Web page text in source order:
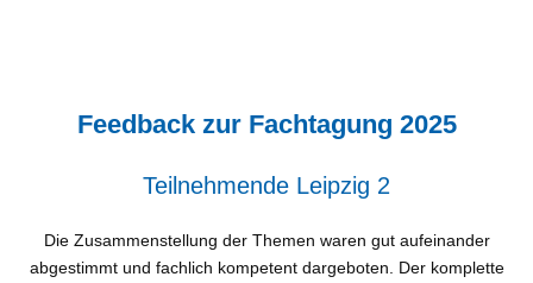
Feedback zur Fachtagung 2025
Teilnehmende Leipzig 2
Die Zusammenstellung der Themen waren gut aufeinander
abgestimmt und fachlich kompetent dargeboten. Der komplette